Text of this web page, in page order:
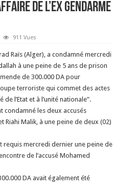
de l’ex gendarme
911 Vues
Raïs (Alger), a condamné mercredi
à une peine de 5 ans de prison
de 300.000 DA pour
terroriste qui commet des actes
l’Etat et à l’unité nationale”.
condamné les deux accusés
Riahi Malik, à une peine de deux (02)
requis mercredi dernier une peine de
de l’accusé Mohamed
DA avait également été